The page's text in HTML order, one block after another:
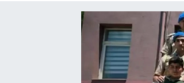
HABERDE İNSAN